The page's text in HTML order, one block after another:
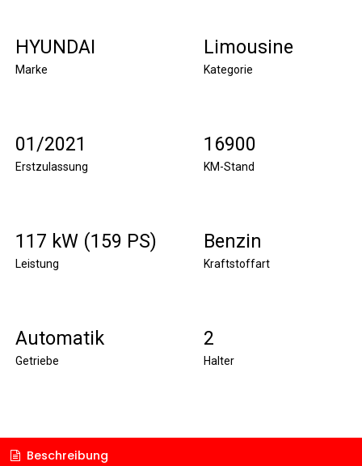
HYUNDAI
Marke
Limousine
Kategorie
01/2021
Erstzulassung
16900
KM-Stand
117 kW (159 PS)
Leistung
Benzin
Kraftstoffart
Automatik
Getriebe
2
Halter
Beschreibung